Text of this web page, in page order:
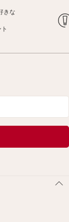
きな